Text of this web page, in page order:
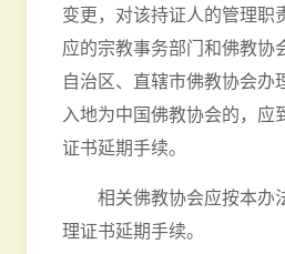
变更，对该持证人的管理职
应的宗教事务部门和佛教协
自治区、直辖市佛教协会办
入地为中国佛教协会的，应
证书延期手续。
相关佛教协会应按本办
理证书延期手续。